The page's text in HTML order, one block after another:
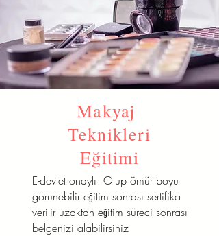
Makyaj
Teknikleri
Eğitimi
E-devlet onaylı Olup ömür boyu
görünebilir eğitim sonrası sertifika
verilir uzaktan eğitim süreci sonrası
belgenizi alabilirsiniz